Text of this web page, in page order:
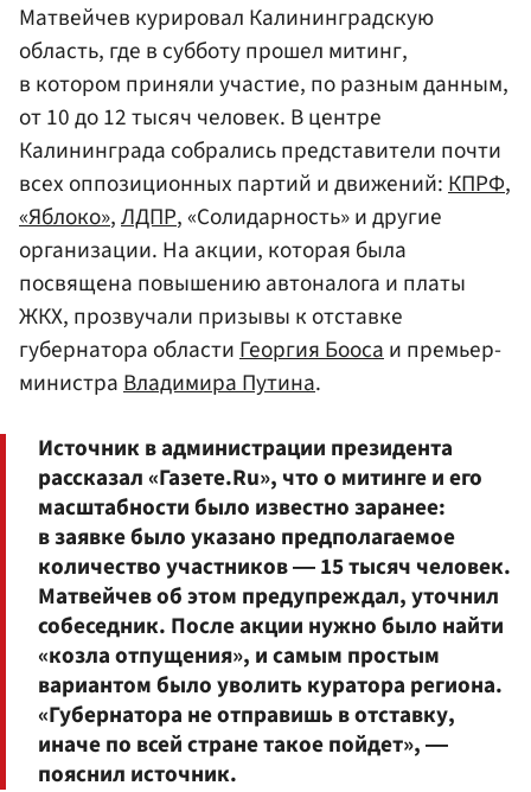
Матвейчев курировал Калининградскую
область, где в субботу прошел митинг,
в котором приняли участие, по разным данным,
от 10 до 12 тысяч человек. В центре
Калининграда собрались представители почти
всех оппозиционных партий и движений:КПРФ,
«Яблоко»,ЛДПР, «Солидарность» и другие
организации. На акции, которая была
посвящена повышению автоналога и платы
ЖКХ, прозвучали призывы к отставке
губернатора областиГеоргия Боосаи премьер-
министраВладимира Путина.
Источник в администрации президента
рассказал «Газете.Ru», что о митинге и его
масштабности было известно заранее:
в заявке было указано предполагаемое
количество участников ― 15 тысяч человек.
Матвейчев об этом предупреждал, уточнил
собеседник. После акции нужно было найти
«козла отпущения», и самым простым
вариантом было уволить куратора региона.
«Губернатора не отправишь в отставку,
иначе по всей стране такое пойдет», ―
пояснил источник.